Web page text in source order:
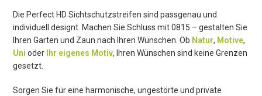
Die Perfect HD Sichtschutzstreifen sind passgenau und
individuell designt. Machen Sie Schluss mit 0815 – gestalten Sie
Ihren Garten und Zaun nach Ihren Wünschen. Ob Natur, Motive,
Uni oder Ihr eigenes Motiv, Ihren Wünschen sind keine Grenzen
gesetzt.
Sorgen Sie für eine harmonische, ungestörte und private